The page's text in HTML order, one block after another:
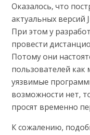
Оказалось, что
актуальных версий
При этом у
провести
Потому они
пользователей
уязвимые
возможности нет,
просят временно
К сожалению,